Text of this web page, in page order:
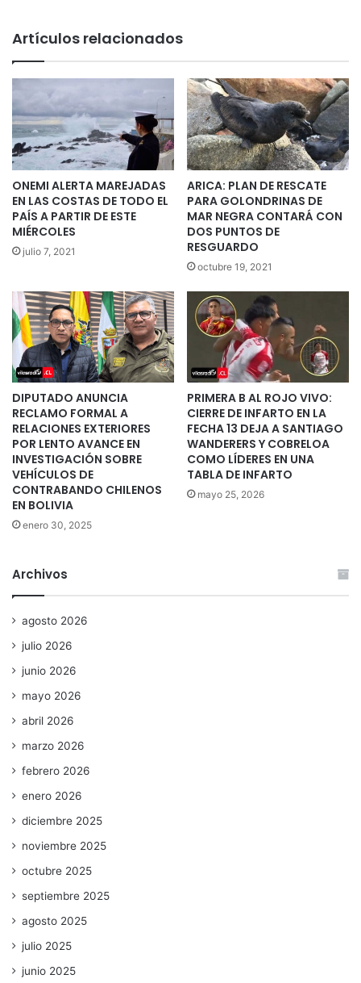
Artículos relacionados
ONEMI ALERTA MAREJADAS
EN LAS COSTAS DE TODO EL
PAÍS A PARTIR DE ESTE
MIÉRCOLES
julio 7, 2021
ARICA: PLAN DE RESCATE
PARA GOLONDRINAS DE
MAR NEGRA CONTARÁ CON
DOS PUNTOS DE
RESGUARDO
octubre 19, 2021
DIPUTADO ANUNCIA
RECLAMO FORMAL A
RELACIONES EXTERIORES
POR LENTO AVANCE EN
INVESTIGACIÓN SOBRE
VEHÍCULOS DE
CONTRABANDO CHILENOS
EN BOLIVIA
enero 30, 2025
PRIMERA B AL ROJO VIVO:
CIERRE DE INFARTO EN LA
FECHA 13 DEJA A SANTIAGO
WANDERERS Y COBRELOA
COMO LÍDERES EN UNA
TABLA DE INFARTO
mayo 25, 2026
Archivos
agosto 2026
julio 2026
junio 2026
mayo 2026
abril 2026
marzo 2026
febrero 2026
enero 2026
diciembre 2025
noviembre 2025
octubre 2025
septiembre 2025
agosto 2025
julio 2025
junio 2025